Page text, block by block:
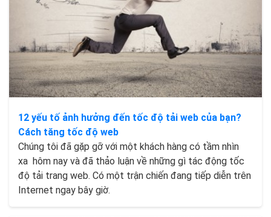
12 yếu tố ảnh hưởng đến tốc độ tải web của bạn?
Cách tăng tốc độ web
Chúng tôi đã gặp gỡ với một khách hàng có tầm nhìn
xa hôm nay và đã thảo luận về những gì tác động tốc
độ tải trang web. Có một trận chiến đang tiếp diễn trên
Internet ngay bây giờ.